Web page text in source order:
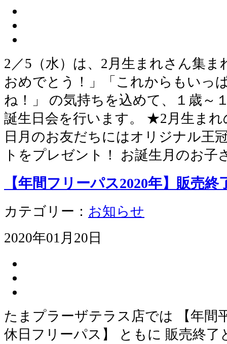
2／5（水）は、2月生まれさん集
おめでとう！」「これからもいっ
ね！」 の気持ちを込めて、１歳～
誕生日会を行います。 ★2月生ま
日月のお友だちにはオリジナル王
トをプレゼント！ お誕生月のお
【年間フリーパス2020年】販売
カテゴリー： お知らせ
2020年01月20日
たまプラーザテラス店では 【年間
休日フリーパス】 ともに 販売終